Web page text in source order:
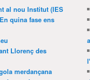
al nou Institut (IES
quina fase ens
Llorenç des
merdançana